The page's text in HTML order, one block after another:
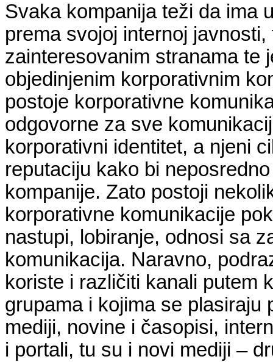
Svaka kompanija teži da ima
prema svojoj internoj
zainteresovanim stranama te
objedinjenim korporativnim
postoje korporativne
odgovorne za sve
korporativni identitet, a njeni
reputaciju kako bi
kompanije. Zato postoji
korporativne komunikacije
nastupi, lobiranje, odnosi sa
komunikacija. Naravno,
koriste i različiti kanali putem
grupama i kojima se plasiraju
mediji, novine i časopisi,
i portali, tu su i novi mediji –